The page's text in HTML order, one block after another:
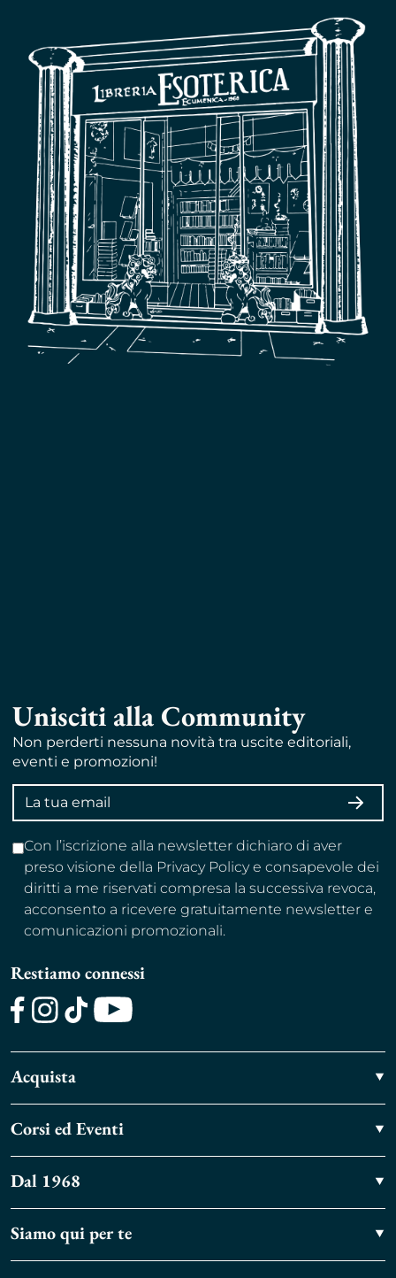
Unisciti alla Community
Non perderti nessuna novità tra uscite editoriali,
eventi e promozioni!
Indirizzo
email
Con l’iscrizione alla newsletter dichiaro di aver
preso visione della Privacy Policy e consapevole dei
diritti a me riservati compresa la successiva revoca,
acconsento a ricevere gratuitamente newsletter e
comunicazioni promozionali.
Restiamo connessi
Acquista
Corsi ed Eventi
Dal 1968
Siamo qui per te